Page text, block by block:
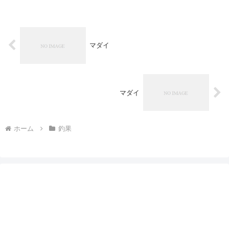
マダイ
マダイ
ホーム 釣果